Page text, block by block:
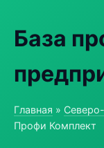
База
Главная »
Профи Комплект